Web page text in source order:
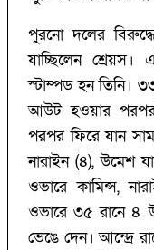
পুরনো দলের
যাচ্ছিলেন
স্টাম্পড হন তিনি।
আউট হওয়ার
পরপর ফিরে যান
নারাইন (৪), উমেশ
ওভারে কামিন্স,
ওভারে ৩৫ রানে ৪
ভেঙে দেন। আন্দ্রে